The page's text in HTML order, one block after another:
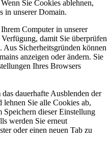
Sie Cookies ablehnen,
in unserer Domain.
Computer in unserer
damit Sie überprüfen
Aus Sicherheitsgründen können
anzeigen oder ändern. Sie
Ihres Browsers
dauerhafte Ausblenden der
Sie alle Cookies ab,
dieser Einstellung
werden Sie erneut
oder einen neuen Tab zu